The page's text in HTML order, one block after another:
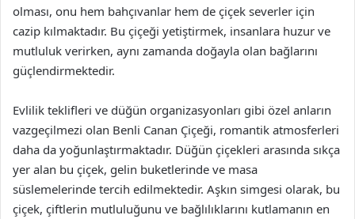
olması, onu hem bahçıvanlar hem de çiçek severler için
cazip kılmaktadır. Bu çiçeği yetiştirmek, insanlara huzur ve
mutluluk verirken, aynı zamanda doğayla olan bağlarını
güçlendirmektedir.
Evlilik teklifleri ve düğün organizasyonları gibi özel anların
vazgeçilmezi olan Benli Canan Çiçeği, romantik atmosferleri
daha da yoğunlaştırmaktadır. Düğün çiçekleri arasında sıkça
yer alan bu çiçek, gelin buketlerinde ve masa
süslemelerinde tercih edilmektedir. Aşkın simgesi olarak, bu
çiçek, çiftlerin mutluluğunu ve bağlılıklarını kutlamanın en